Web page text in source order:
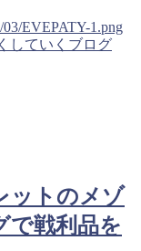
03/EVEPATY-1.png
していくブログ
ットのメゾ
で戦利品を